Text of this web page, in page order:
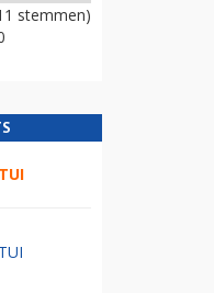
stemmen)
TUI
TUI